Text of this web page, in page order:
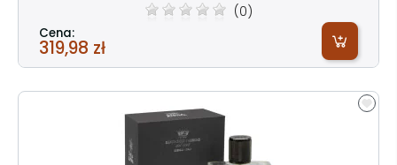
(0)
Cena:
319,98 zł